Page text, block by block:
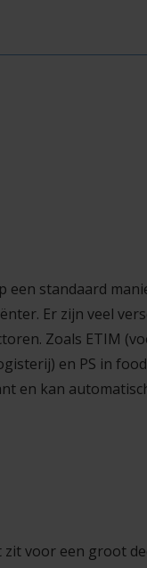
standaard
Er zijn veel
Zoals ETIM
) en PS in
en kan
voor een groot